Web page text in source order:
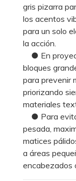
gris pizarra
los acentos
para un solo
la acción.
● En
bloques
para prevenir
priorizando
materiales
● Para
pesada,
matices
a áreas
encabezados